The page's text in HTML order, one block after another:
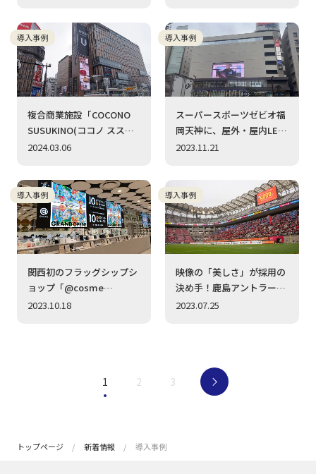
導入事例
複合商業施設「COCONO
SUSUKINO(ココノ ススキ
ノ)」に超大型LEDビジョン
2024.03.06
導入事例
スーパースポーツゼビオ福
岡天神に、屋外・屋内LED
ビジョンを納入致しまし
2023.11.21
導入事例
関西初のフラッグシップシ
ョップ「@cosme
OSAKA」に、高精細LEDビ
2023.10.18
導入事例
映像の「美しさ」が採用の
決め手！鹿島アントラー
ズ・エフ・シーに、LEDピ
2023.07.25
1 2 3
トップページ 新着情報 導入事例